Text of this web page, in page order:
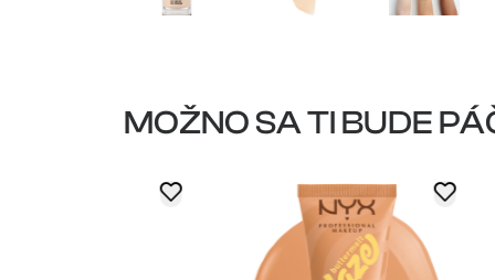
MOŽNO SA TI BUDE